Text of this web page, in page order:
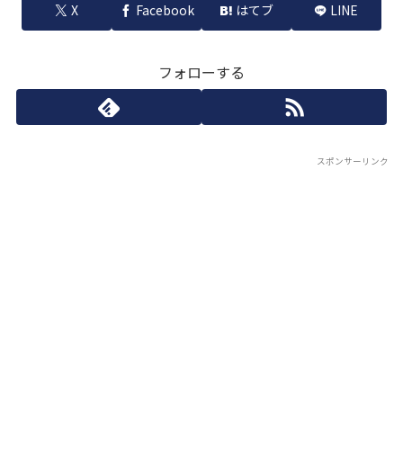
X Facebook はてブ LINE
フォローする
スポンサーリンク